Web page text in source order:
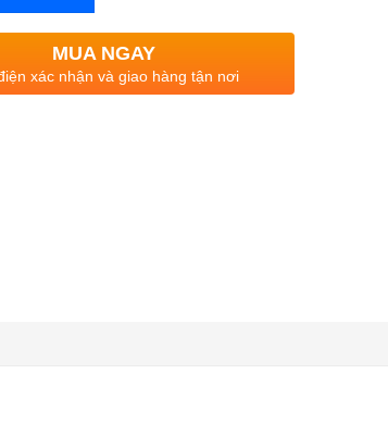
MUA NGAY
xác nhận và giao hàng tận nơi